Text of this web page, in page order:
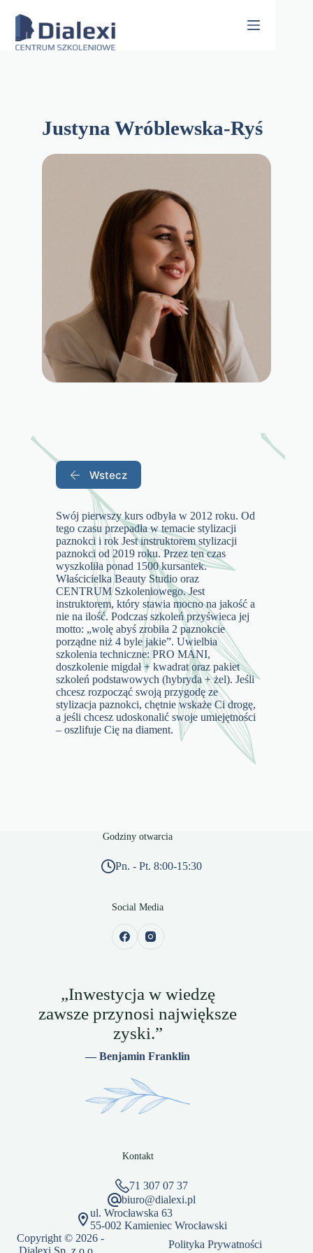
content
Justyna Wróblewska-Ryś
Wstecz
Swój pierwszy kurs odbyła w 2012 roku. Od
tego czasu przepadła w temacie stylizacji
paznokci i rok Jest instruktorem stylizacji
paznokci od 2019 roku. Przez ten czas
wyszkoliła ponad 1500 kursantek.
Właścicielka Beauty Studio oraz
CENTRUM Szkoleniowego. Jest
instruktorem, który stawia mocno na jakość a
nie na ilość. Podczas szkoleń przyświeca jej
motto: „wolę abyś zrobiła 2 paznokcie
porządne niż 4 byle jakie”. Uwielbia
szkolenia techniczne: PRO MANI,
doszkolenie migdał + kwadrat oraz pakiet
szkoleń podstawowych (hybryda + żel). Jeśli
chcesz rozpocząć swoją przygodę ze
stylizacja paznokci, chętnie wskaże Ci drogę,
a jeśli chcesz udoskonalić swoje umiejętności
– oszlifuje Cię na diament.
Godziny otwarcia
Pn. - Pt. 8:00-15:30
Social Media
„Inwestycja w wiedzę
zawsze przynosi największe
zyski.”
— Benjamin Franklin
Kontakt
71 307 07 37
biuro@dialexi.pl
ul. Wrocławska 63
55-002 Kamieniec Wrocławski
Copyright © 2026 -
Polityka Prywatności